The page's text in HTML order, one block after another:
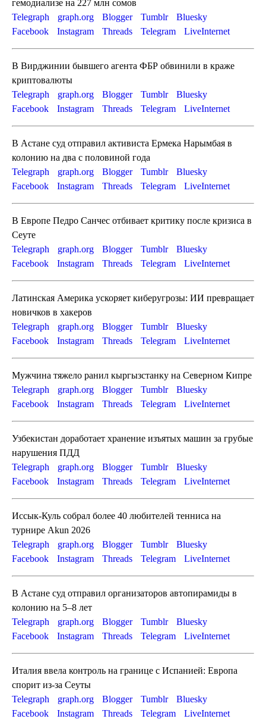
гемодиализе на 227 млн сомов
Telegraph
graph.org Blogger Tumblr
Bluesky
Facebook
Instagram Threads Telegram LiveInternet
В Вирджинии бывшего агента ФБР обвинили в краже
криптовалюты
Telegraph
graph.org Blogger Tumblr
Bluesky
Facebook
Instagram Threads Telegram LiveInternet
В Астане суд отправил активиста Ермека Нарымбая в
колонию на два с половиной года
Telegraph
graph.org Blogger Tumblr
Bluesky
Facebook
Instagram Threads Telegram LiveInternet
В Европе Педро Санчес отбивает критику после кризиса в
Сеуте
Telegraph
graph.org Blogger Tumblr
Bluesky
Facebook
Instagram Threads Telegram LiveInternet
Латинская Америка ускоряет киберугрозы: ИИ превращает
новичков в хакеров
Telegraph
graph.org Blogger Tumblr
Bluesky
Facebook
Instagram Threads Telegram LiveInternet
Мужчина тяжело ранил кыргызстанку на Северном Кипре
Telegraph
graph.org Blogger Tumblr
Bluesky
Facebook
Instagram Threads Telegram LiveInternet
Узбекистан доработает хранение изъятых машин за грубые
нарушения ПДД
Telegraph
graph.org Blogger Tumblr
Bluesky
Facebook
Instagram Threads Telegram LiveInternet
Иссык-Куль собрал более 40 любителей тенниса на
турнире Akun 2026
Telegraph
graph.org Blogger Tumblr
Bluesky
Facebook
Instagram Threads Telegram LiveInternet
В Астане суд отправил организаторов автопирамиды в
колонию на 5–8 лет
Telegraph
graph.org Blogger Tumblr
Bluesky
Facebook
Instagram Threads Telegram LiveInternet
Италия ввела контроль на границе с Испанией: Европа
спорит из-за Сеуты
Telegraph
graph.org Blogger Tumblr
Bluesky
Facebook
Instagram Threads Telegram LiveInternet